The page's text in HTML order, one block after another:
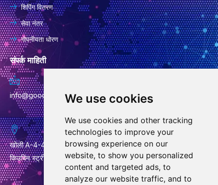
We use cookies
We use cookies and other tracking
technologies to improve your
browsing experience on our
website, to show you personalized
content and targeted ads, to
analyze our website traffic, and to
शिपिंग वितरण
सेवा नंतर
गोपनीयता धोरण
संपर्क माहिती
info@goodcansourcing.com
खोली A-4-420, 4था मजला, इमारत 1, क्रमांक 778, जिनफान स्ट्रीट,
किउबिन स्ट्रीट, वुचेंग जिल्हा, जिन्हुआ सिटी, झेजियांग प्रांत